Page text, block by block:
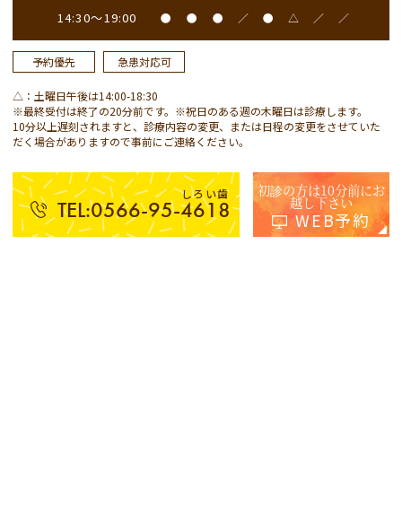
14:30～19:00 ● ● ● ／ ● △ ／ ／
予約優先 急患対応可
△：土曜日午後は14:00-18:30
※最終受付は終了の20分前です。※祝日のある週の木曜日は診療します。
10分以上遅刻されますと、診療内容の変更、または日程の変更をさせていた
だく場合がありますので事前にご連絡ください。
しろい歯
TEL:0566-95-4618
初診の方は10分前にお
越し下さい
WEB予約